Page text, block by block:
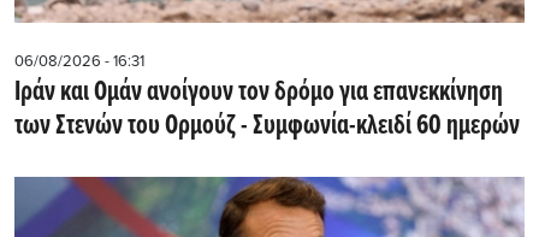
06/08/2026 - 16:31
Ιράν και Ομάν ανοίγουν τον δρόμο για επανεκκίνηση
των Στενών του Ορμούζ - Συμφωνία-κλειδί 60 ημερών